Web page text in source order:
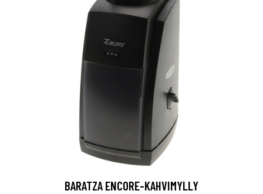
BARATZA ENCORE-KAHVIMYLLY